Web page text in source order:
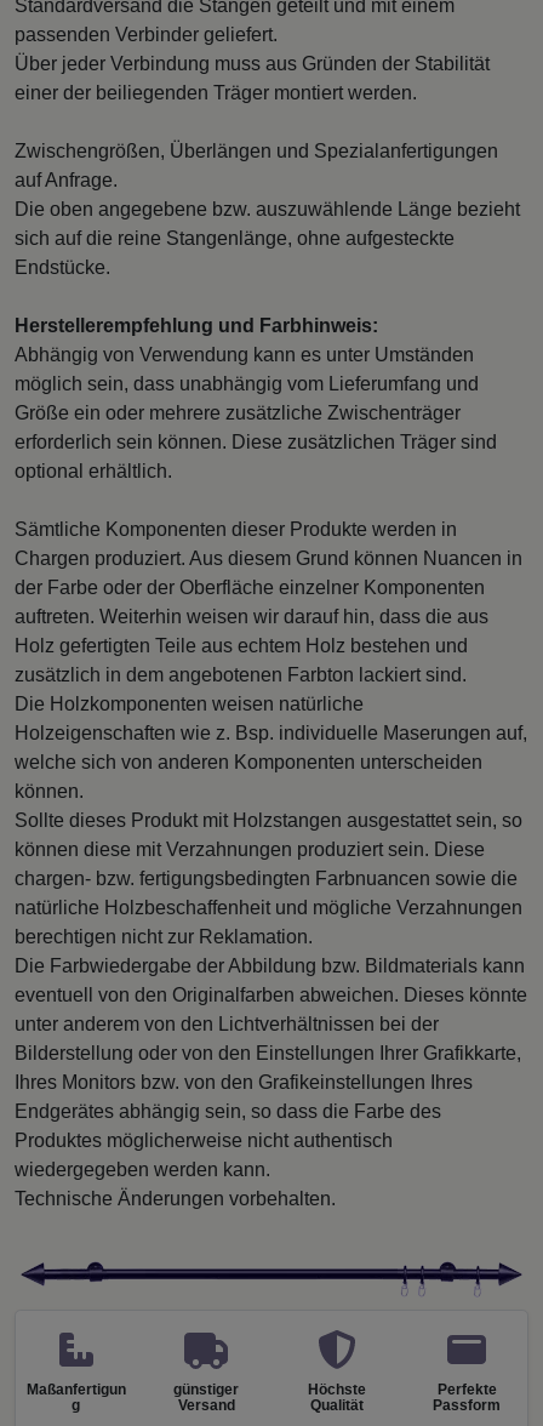
Standardversand die Stangen geteilt und mit einem
passenden Verbinder geliefert.
Über jeder Verbindung muss aus Gründen der Stabilität
einer der beiliegenden Träger montiert werden.
Zwischengrößen, Überlängen und Spezialanfertigungen
auf Anfrage.
Die oben angegebene bzw. auszuwählende Länge bezieht
sich auf die reine Stangenlänge, ohne aufgesteckte
Endstücke.
Herstellerempfehlung und Farbhinweis:
Abhängig von Verwendung kann es unter Umständen
möglich sein, dass unabhängig vom Lieferumfang und
Größe ein oder mehrere zusätzliche Zwischenträger
erforderlich sein können. Diese zusätzlichen Träger sind
optional erhältlich.
Sämtliche Komponenten dieser Produkte werden in
Chargen produziert. Aus diesem Grund können Nuancen in
der Farbe oder der Oberfläche einzelner Komponenten
auftreten. Weiterhin weisen wir darauf hin, dass die aus
Holz gefertigten Teile aus echtem Holz bestehen und
zusätzlich in dem angebotenen Farbton lackiert sind.
Die Holzkomponenten weisen natürliche
Holzeigenschaften wie z. Bsp. individuelle Maserungen auf,
welche sich von anderen Komponenten unterscheiden
können.
Sollte dieses Produkt mit Holzstangen ausgestattet sein, so
können diese mit Verzahnungen produziert sein. Diese
chargen- bzw. fertigungsbedingten Farbnuancen sowie die
natürliche Holzbeschaffenheit und mögliche Verzahnungen
berechtigen nicht zur Reklamation.
Die Farbwiedergabe der Abbildung bzw. Bildmaterials kann
eventuell von den Originalfarben abweichen. Dieses könnte
unter anderem von den Lichtverhältnissen bei der
Bilderstellung oder von den Einstellungen Ihrer Grafikkarte,
Ihres Monitors bzw. von den Grafikeinstellungen Ihres
Endgerätes abhängig sein, so dass die Farbe des
Produktes möglicherweise nicht authentisch
wiedergegeben werden kann.
Technische Änderungen vorbehalten.
Maßanfertigun
g
günstiger
Versand
Höchste
Qualität
Perfekte
Passform